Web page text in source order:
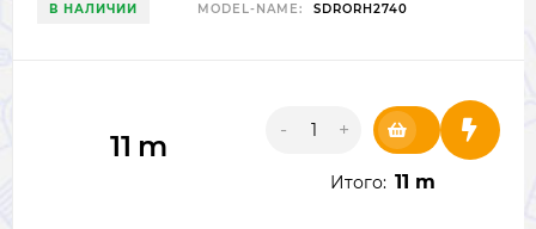
В НАЛИЧИИ MODEL-NAME: SDRORH2740
11 m - +
Итого: 11 m